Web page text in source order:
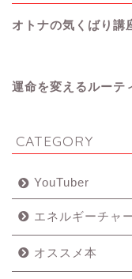
オトナの気くばり講
運命を変えるルーテ
CATEGORY
YouTuber
エネルギーチャ
オススメ本